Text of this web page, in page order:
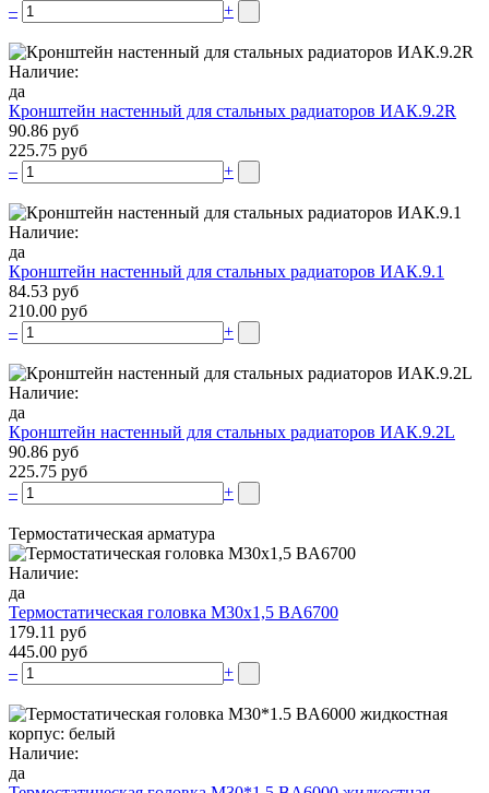
–
+
Наличие:
да
Кронштейн настенный для стальных радиаторов ИАК.9.2R
90.86 руб
225.75 руб
–
+
Наличие:
да
Кронштейн настенный для стальных радиаторов ИАК.9.1
84.53 руб
210.00 руб
–
+
Наличие:
да
Кронштейн настенный для стальных радиаторов ИАК.9.2L
90.86 руб
225.75 руб
–
+
Термостатическая арматура
Наличие:
да
Термостатическая головка М30х1,5 BA6700
179.11 руб
445.00 руб
–
+
Наличие:
да